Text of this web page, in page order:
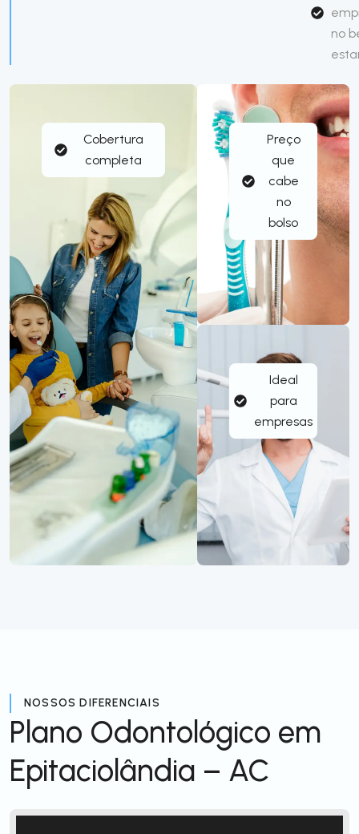
Cobertura
completa
Preço
que
cabe
no
bolso
Ideal
para
empresas
no
NOSSOS DIFERENCIAIS
Plano Odontológico em
Epitaciolândia – AC